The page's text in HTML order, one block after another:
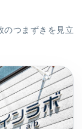
のつまずきを見立